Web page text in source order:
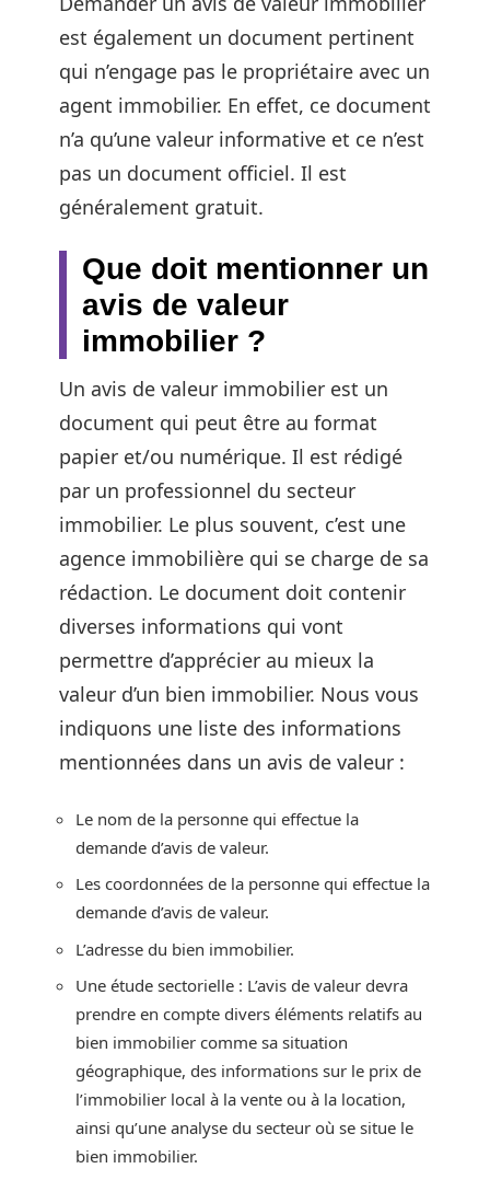
est également un document pertinent
qui n’engage pas le propriétaire avec un
agent immobilier. En effet, ce document
n’a qu’une valeur informative et ce n’est
pas un document officiel. Il est
généralement gratuit.
Que doit mentionner un
avis de valeur
immobilier ?
Un avis de valeur immobilier est un
document qui peut être au format
papier et/ou numérique. Il est rédigé
par un professionnel du secteur
immobilier. Le plus souvent, c’est une
agence immobilière qui se charge de sa
rédaction. Le document doit contenir
diverses informations qui vont
permettre d’apprécier au mieux la
valeur d’un bien immobilier. Nous vous
indiquons une liste des informations
mentionnées dans un avis de valeur :
Le nom de la personne qui effectue la
demande d’avis de valeur.
Les coordonnées de la personne qui effectue la
demande d’avis de valeur.
L’adresse du bien immobilier.
Une étude sectorielle : L’avis de valeur devra
prendre en compte divers éléments relatifs au
bien immobilier comme sa situation
géographique, des informations sur le prix de
l’immobilier local à la vente ou à la location,
ainsi qu’une analyse du secteur où se situe le
bien immobilier.